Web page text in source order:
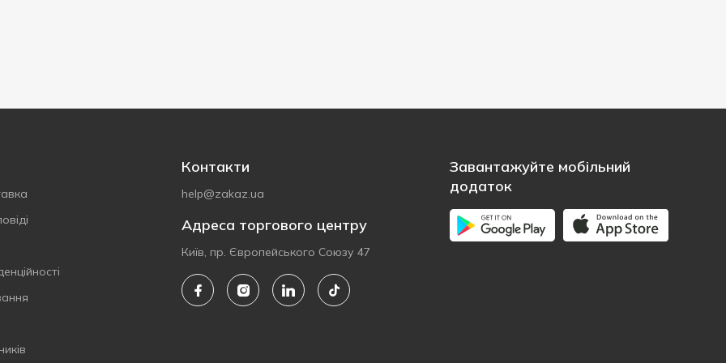
Контакти
help@zakaz.ua
Адреса торгового центру
Київ, пр. Європейського Союзу 47
Завантажуйте мобільний
додаток